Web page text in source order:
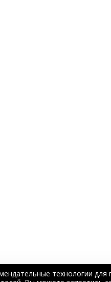
технологии для